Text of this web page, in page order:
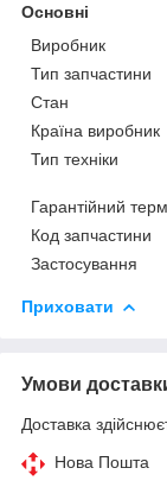
Основні
Виробник
Тип запчастини
Стан
Країна виробник
Тип техніки
Гарантійний
Код запчастини
Застосування
Приховати
Умови
Доставка
Нова Пошта